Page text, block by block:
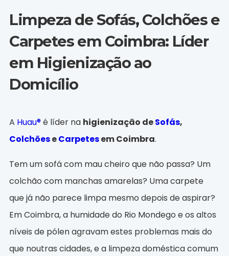
Limpeza de Sofás, Colchões e
Carpetes em Coimbra: Líder
em Higienização ao
Domicílio
A Huau®é líder na higienização deSofás,
ColchõeseCarpetesem Coimbra.
Tem um sofá com mau cheiro que não passa? Um
colchão com manchas amarelas? Uma carpete
que já não parece limpa mesmo depois de aspirar?
Em Coimbra, a humidade do Rio Mondego e os altos
níveis de pólen agravam estes problemas mais do
que noutras cidades, e a limpeza doméstica comum